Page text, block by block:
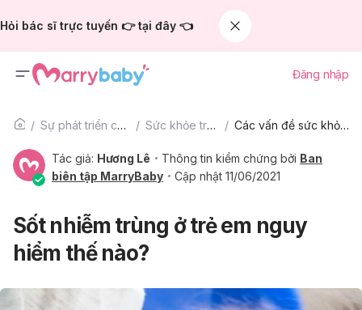
Hỏi bác sĩ trực tuyến 👉 tại đây 👈
Đăng nhập
Sự phát triển của trẻ Sức khỏe trẻ em Các vấn đề sức khỏe trẻ em khác
Tác giả: Hương Lê Thông tin kiểm chứng bởi Ban
biên tập MarryBaby
Cập nhật 11/06/2021
Sốt nhiễm trùng ở trẻ em nguy
hiểm thế nào?